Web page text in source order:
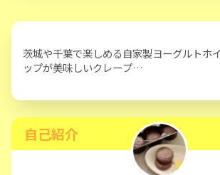
茨城や千葉で楽しめる自家製ヨーグルトホイ
ップが美味しいクレープ…
自己紹介